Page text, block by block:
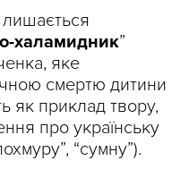
лишається
халамидник”
яке
смертю дитини
як приклад твору,
про українську
“сумну”).